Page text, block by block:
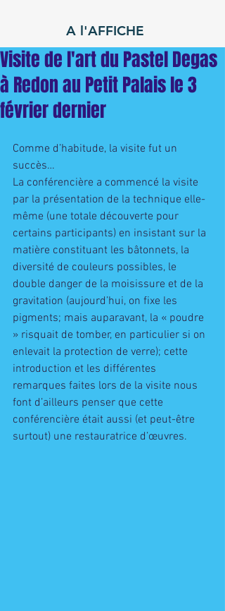
A l'AFFICHE
Visite de l'art du Pastel Degas
à Redon au Petit Palais le 3
février dernier
Comme d’habitude, la visite fut un
succès…
La conférencière a commencé la visite
par la présentation de la technique elle-
même (une totale découverte pour
certains participants) en insistant sur la
matière constituant les bâtonnets, la
diversité de couleurs possibles, le
double danger de la moisissure et de la
gravitation (aujourd’hui, on fixe les
pigments; mais auparavant, la « poudre
» risquait de tomber, en particulier si on
enlevait la protection de verre); cette
introduction et les différentes
remarques faites lors de la visite nous
font d’ailleurs penser que cette
conférencière était aussi (et peut-être
surtout) une restauratrice d’œuvres.